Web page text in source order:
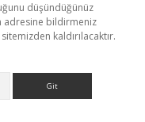
düşündüğünüz
adresine bildirmeniz
kaldırılacaktır.